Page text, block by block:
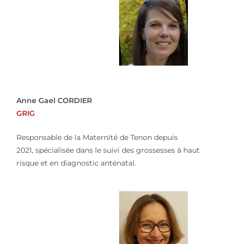
Anne Gael CORDIER
GRIG
Responsable de la Maternité de Tenon depuis
2021,spécialisée dans le suivi des grossesses à haut
risque et en diagnostic anténatal.